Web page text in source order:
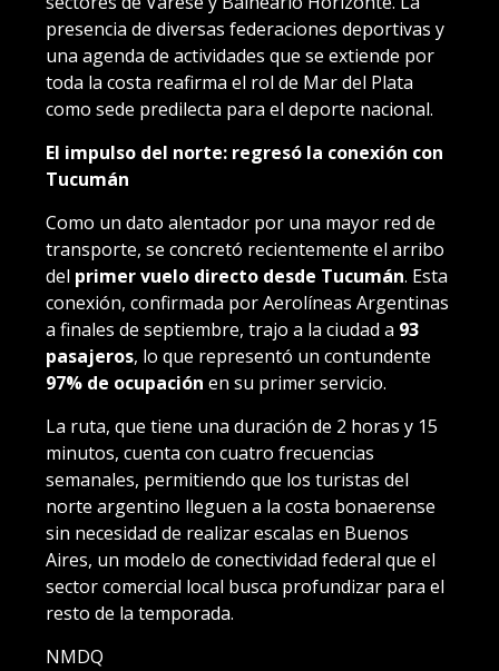
presencia de diversas federaciones deportivas y
una agenda de actividades que se extiende por
toda la costa reafirma el rol de Mar del Plata
como sede predilecta para el deporte nacional.
El impulso del norte: regresó la conexión con
Tucumán
Como un dato alentador por una mayor red de
transporte, se concretó recientemente el arribo
del primer vuelo directo desde Tucumán. Esta
conexión, confirmada por Aerolíneas Argentinas
a finales de septiembre, trajo a la ciudad a 93
pasajeros, lo que representó un contundente
97% de ocupación en su primer servicio.
La ruta, que tiene una duración de 2 horas y 15
minutos, cuenta con cuatro frecuencias
semanales, permitiendo que los turistas del
norte argentino lleguen a la costa bonaerense
sin necesidad de realizar escalas en Buenos
Aires, un modelo de conectividad federal que el
sector comercial local busca profundizar para el
resto de la temporada.
NMDQ